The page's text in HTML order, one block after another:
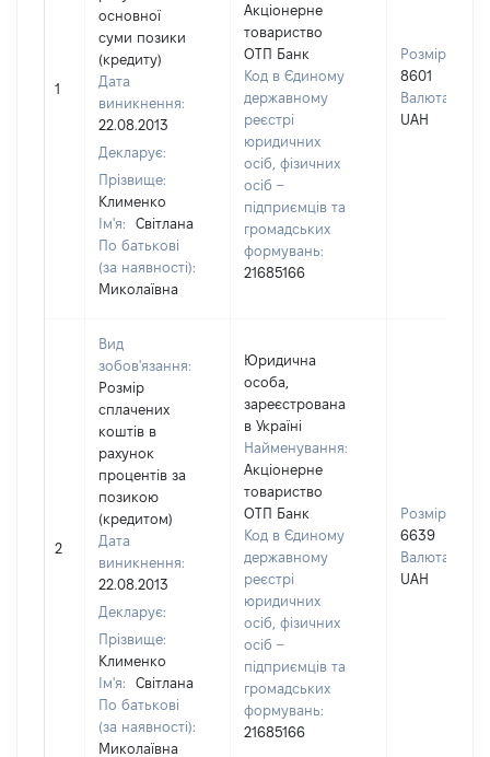
1
основної
суми позики
(кредиту)
Дата
виникнення:
22.08.2013
Декларує:
Прізвище:
Клименко
Ім'я:
Світлана
По батькові
(за наявності):
Миколаївна
Акціонерне
товариство
ОТП Банк
Код в Єдиному
державному
реєстрі
юридичних
осіб, фізичних
осіб –
підприємців та
громадських
формувань:
21685166
Розмір:
8601
Валюта:
UAH
2
Вид
зобов'язання:
Розмір
сплачених
коштів в
рахунок
процентів за
позикою
(кредитом)
Дата
виникнення:
22.08.2013
Декларує:
Прізвище:
Клименко
Ім'я:
Світлана
По батькові
(за наявності):
Миколаївна
Юридична
особа,
зареєстрована
в Україні
Найменування:
Акціонерне
товариство
ОТП Банк
Код в Єдиному
державному
реєстрі
юридичних
осіб, фізичних
осіб –
підприємців та
громадських
формувань:
21685166
Розмір:
6639
Валюта:
UAH